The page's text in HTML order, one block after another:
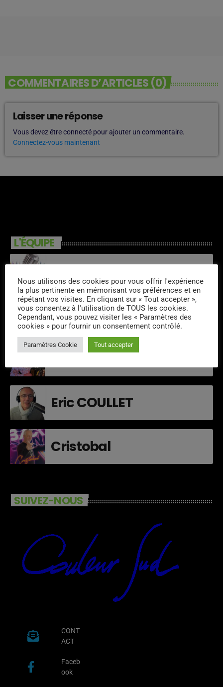
COMMENTAIRES D’ARTICLES (0)
Laisser une réponse
Vous devez être connecté pour ajouter un commentaire.
Connectez-vous maintenant
L'ÉQUIPE
Philippe Detraux
Michel Pruvot
Eric COULLET
Cristobal
SUIVEZ-NOUS
CONT
ACT
Faceb
ook
Nous utilisons des cookies pour vous offrir l'expérience
la plus pertinente en mémorisant vos préférences et en
répétant vos visites. En cliquant sur « Tout accepter »,
vous consentez à l'utilisation de TOUS les cookies.
Cependant, vous pouvez visiter les « Paramètres des
cookies » pour fournir un consentement contrôlé.
Paramètres Cookie Tout accepter